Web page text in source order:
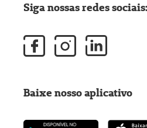
Siga nossas redes sociais:
Baixe nosso aplicativo